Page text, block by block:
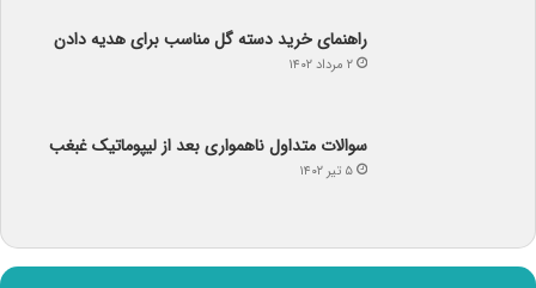
راهنمای خرید دسته گل مناسب برای هدیه دادن
۲ مرداد ۱۴۰۲
سوالات متداول ناهمواری بعد از لیپوماتیک غبغب
۵ تیر ۱۴۰۲